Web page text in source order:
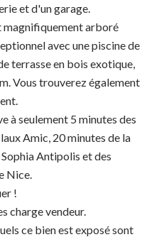
et d'un garage.
magnifiquement arboré
avec une piscine de
terrasse en bois exotique,
Vous trouverez également
à seulement 5 minutes des
Amic, 20 minutes de la
Antipolis et des
Nice.
!
charge vendeur.
ce bien est exposé sont